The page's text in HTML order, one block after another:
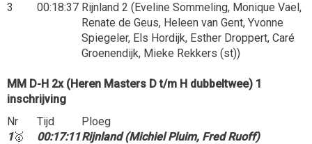
3
00:18:37 Rijnland 2 (Eveline Sommeling, Monique Vael,
Renate de Geus, Heleen van Gent, Yvonne
Spiegeler, Els Hordijk, Esther Droppert, Caré
Groenendijk, Mieke Rekkers (st))
MM D-H 2x (Heren Masters D t/m H dubbeltwee) 1
inschrijving
Nr
Tijd
Ploeg
1🥇 00:17:11Rijnland (Michiel Pluim, Fred Ruoff)